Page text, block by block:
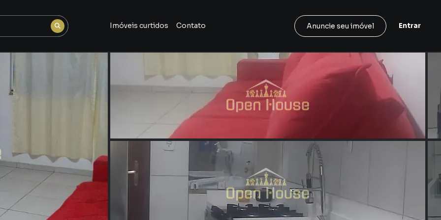
Imóveis curtidos Contato Anuncie seu imóvel Entrar